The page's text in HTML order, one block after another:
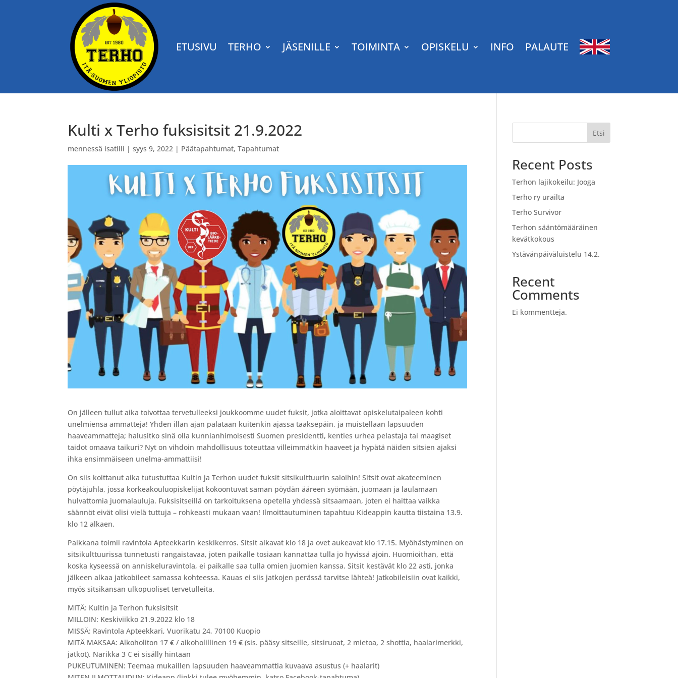
ETUSIVU TERHO JÄSENILLE TOIMINTA OPISKELU INFO PALAUTE
Kulti x Terho fuksisitsit 21.9.2022
mennessä isatilli |syys 9, 2022 | Päätapahtumat,Tapahtumat
On jälleen tullut aika toivottaa tervetulleeksi joukkoomme uudet fuksit, jotka aloittavat opiskelutaipaleen kohti
unelmiensa ammatteja! Yhden illan ajan palataan kuitenkin ajassa taaksepäin, ja muistellaan lapsuuden
haaveammatteja; halusitko sinä olla kunnianhimoisesti Suomen presidentti, kenties urhea pelastaja tai maagiset
taidot omaava taikuri? Nyt on vihdoin mahdollisuus toteuttaa villeimmätkin haaveet ja hypätä näiden sitsien ajaksi
ihka ensimmäiseen unelma-ammattiisi!
On siis koittanut aika tutustuttaa Kultin ja Terhon uudet fuksit sitsikulttuurin saloihin! Sitsit ovat akateeminen
pöytäjuhla, jossa korkeakouluopiskelijat kokoontuvat saman pöydän ääreen syömään, juomaan ja laulamaan
hulvattomia juomalauluja. Fuksisitseillä on tarkoituksena opetella yhdessä sitsaamaan, joten ei haittaa vaikka
säännöt eivät olisi vielä tuttuja – rohkeasti mukaan vaan! Ilmoittautuminen tapahtuu Kideappin kautta tiistaina 13.9.
klo 12 alkaen.
Paikkana toimii ravintola Apteekkarin keskikerros. Sitsit alkavat klo 18 ja ovet aukeavat klo 17.15. Myöhästyminen on
sitsikulttuurissa tunnetusti rangaistavaa, joten paikalle tosiaan kannattaa tulla jo hyvissä ajoin. Huomioithan, että
koska kyseessä on anniskeluravintola, ei paikalle saa tulla omien juomien kanssa. Sitsit kestävät klo 22 asti, jonka
jälkeen alkaa jatkobileet samassa kohteessa. Kauas ei siis jatkojen perässä tarvitse lähteä! Jatkobileisiin ovat kaikki,
myös sitsikansan ulkopuoliset tervetulleita.
MITÄ: Kultin ja Terhon fuksisitsit
MILLOIN: Keskiviikko 21.9.2022 klo 18
MISSÄ: Ravintola Apteekkari, Vuorikatu 24, 70100 Kuopio
MITÄ MAKSAA: Alkoholiton 17 € / alkoholillinen 19 € (sis. pääsy sitseille, sitsiruoat, 2 mietoa, 2 shottia, haalarimerkki,
jatkot). Narikka 3 € ei sisälly hintaan
PUKEUTUMINEN: Teemaa mukaillen lapsuuden haaveammattia kuvaava asustus (+ haalarit)
Etsi
Recent Posts
Terhon lajikokeilu: Jooga
Terho ry urailta
Terho Survivor
Terhon sääntömääräinen
kevätkokous
Ystävänpäiväluistelu 14.2.
Recent
Comments
Ei kommentteja.